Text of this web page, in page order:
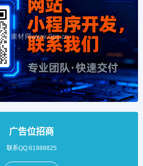
广告位招商
联系QQ:61988825